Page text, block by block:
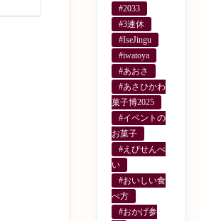
#2033
#3連休
#IseJingu
#iwatoya
#あおさ
#あさひかわ
菓子博2025
#イベントの
お菓子
#えびせんべ
い
#おいしい食
べ方
#おかげ参